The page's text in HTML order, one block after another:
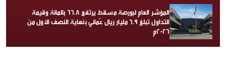
المؤشر العام لبورصة مسقط يرتفع 66.8 بالمائة وقيمة
التداول تبلغ 6.9 مليار ريال عُماني بنهاية النصف الأول من
2026م